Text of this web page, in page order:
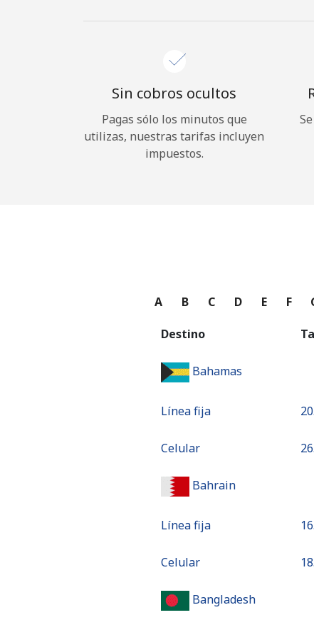
Sin cobros ocultos
Pagas sólo los minutos que
utilizas, nuestras tarifas incluyen
impuestos.
A B C D E F
Destino
Bahamas
Línea fija
Celular
Bahrain
Línea fija
Celular
Bangladesh